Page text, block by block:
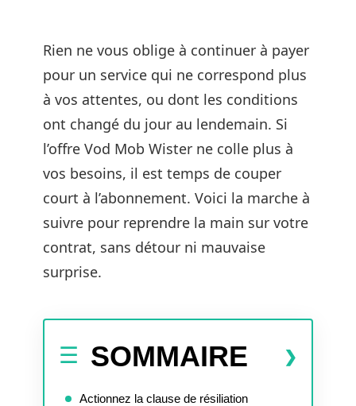
Rien ne vous oblige à continuer à payer
pour un service qui ne correspond plus
à vos attentes, ou dont les conditions
ont changé du jour au lendemain. Si
l’offre Vod Mob Wister ne colle plus à
vos besoins, il est temps de couper
court à l’abonnement. Voici la marche à
suivre pour reprendre la main sur votre
contrat, sans détour ni mauvaise
surprise.
SOMMAIRE
Actionnez la clause de résiliation